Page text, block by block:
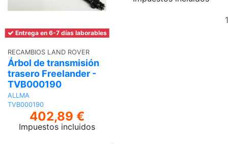
Entrega en 6-7 días laborables
RECAMBIOS LAND ROVER
Árbol de transmisión
trasero Freelander -
TVB000190
ALLMA
TVB000190
402,89 €
Impuestos incluidos